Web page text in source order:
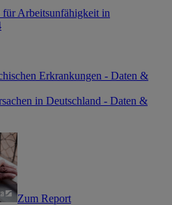
Arbeitsunfähigkeit in
Erkrankungen - Daten &
in Deutschland - Daten &
Zum Report